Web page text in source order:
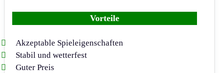
Vorteile
Akzeptable Spieleigenschaften
Stabil und wetterfest
Guter Preis